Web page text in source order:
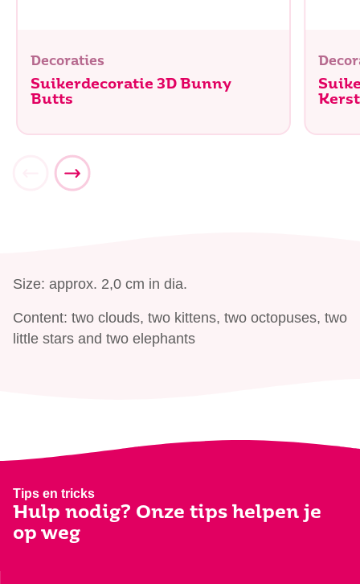
Decoraties
Suikerdecoratie 3D Bunny
Butts
Size: approx. 2,0 cm in dia.
Content: two clouds, two kittens, two octopuses, two
little stars and two elephants
Tips en tricks
Hulp nodig? Onze tips helpen je
op weg